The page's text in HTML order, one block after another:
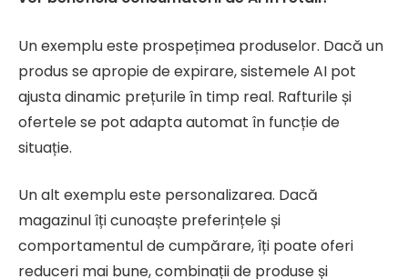
Un exemplu este prospețimea produselor. Dacă un
produs se apropie de expirare, sistemele AI pot
ajusta dinamic prețurile în timp real. Rafturile și
ofertele se pot adapta automat în funcție de
situație.
Un alt exemplu este personalizarea. Dacă
magazinul îți cunoaște preferințele și
comportamentul de cumpărare, îți poate oferi
reduceri mai bune, combinații de produse și